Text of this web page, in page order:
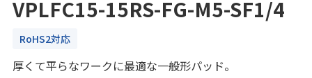
VPLFC15-15RS-FG-M5-SF1/4
RoHS2対応
厚くて平らなワークに最適な一般形パッド。